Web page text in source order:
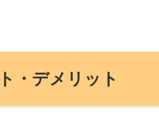
・デメリット